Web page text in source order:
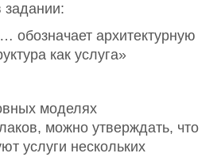
задании:
обозначает архитектурную
как услуга»
моделях
можно утверждать, что
услуги нескольких